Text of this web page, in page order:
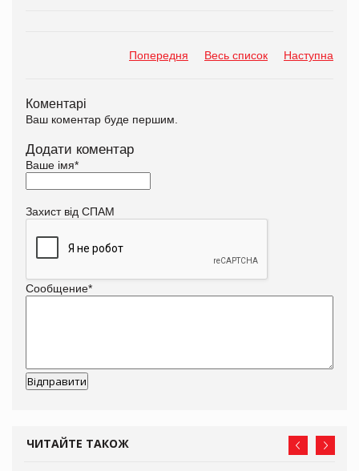
Попередня Весь список Наступна
Коментарі
Ваш коментар буде першим.
Додати коментар
Ваше імя*
Захист від СПАМ
Сообщение*
ЧИТАЙТЕ ТАКОЖ